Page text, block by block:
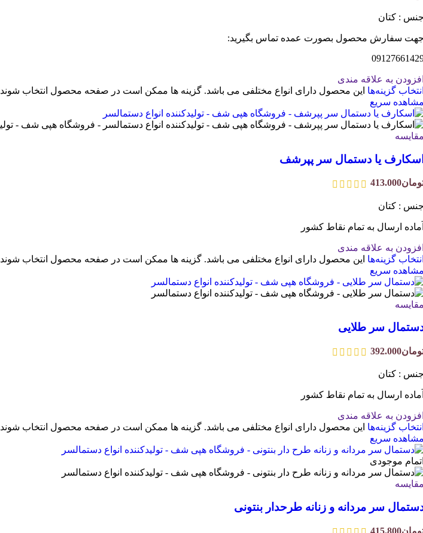
: کتان
سفارش محصول بصورت عمده تماس بگیرید:
به علاقه مندی
گزینه‌ها این محصول دارای انواع مختلفی می باشد. گزینه ها ممکن است در صفحه محصول انتخاب شوند
سریع
یا دستمال سر پپرشف
413.000
: کتان
ارسال به تمام نقاط کشور
به علاقه مندی
گزینه‌ها این محصول دارای انواع مختلفی می باشد. گزینه ها ممکن است در صفحه محصول انتخاب شوند
سریع
سر طلایی
392.000
: کتان
ارسال به تمام نقاط کشور
به علاقه مندی
گزینه‌ها این محصول دارای انواع مختلفی می باشد. گزینه ها ممکن است در صفحه محصول انتخاب شوند
سریع
موجودی
سر مردانه و زنانه طرحدار بنتونی
415.800